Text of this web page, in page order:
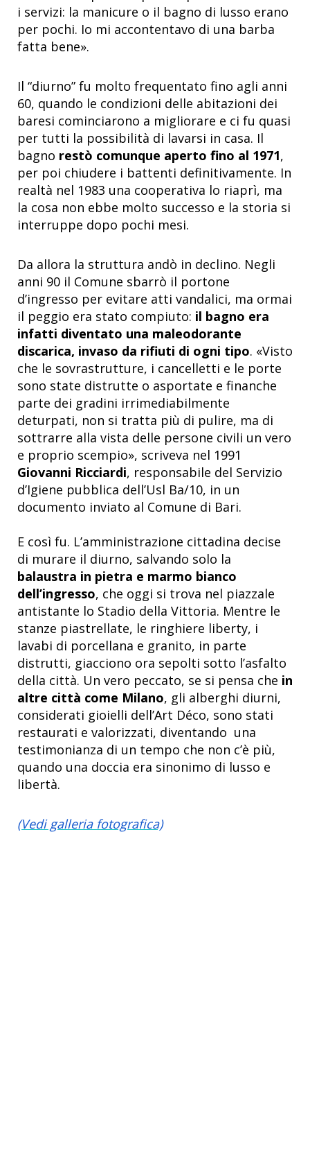
i servizi: la manicure o il bagno di lusso erano
per pochi. Io mi accontentavo di una barba
fatta bene».
Il “diurno” fu molto frequentato fino agli anni
60, quando le condizioni delle abitazioni dei
baresi cominciarono a migliorare e ci fu quasi
per tutti la possibilità di lavarsi in casa. Il
bagno restò comunque aperto fino al 1971,
per poi chiudere i battenti definitivamente. In
realtà nel 1983 una cooperativa lo riaprì, ma
la cosa non ebbe molto successo e la storia si
interruppe dopo pochi mesi.
Da allora la struttura andò in declino. Negli
anni 90 il Comune sbarrò il portone
d’ingresso per evitare atti vandalici, ma ormai
il peggio era stato compiuto: il bagno era
infatti diventato una maleodorante
discarica, invaso da rifiuti di ogni tipo. «Visto
che le sovrastrutture, i cancelletti e le porte
sono state distrutte o asportate e finanche
parte dei gradini irrimediabilmente
deturpati, non si tratta più di pulire, ma di
sottrarre alla vista delle persone civili un vero
e proprio scempio», scriveva nel 1991
Giovanni Ricciardi, responsabile del Servizio
d’Igiene pubblica dell’Usl Ba/10, in un
documento inviato al Comune di Bari.
E così fu. L’amministrazione cittadina decise
di murare il diurno, salvando solo la
balaustra in pietra e marmo bianco
dell’ingresso, che oggi si trova nel piazzale
antistante lo Stadio della Vittoria. Mentre le
stanze piastrellate, le ringhiere liberty, i
lavabi di porcellana e granito, in parte
distrutti, giacciono ora sepolti sotto l’asfalto
della città. Un vero peccato, se si pensa che in
altre città come Milano, gli alberghi diurni,
considerati gioielli dell’Art Déco, sono stati
restaurati e valorizzati, diventando una
testimonianza di un tempo che non c’è più,
quando una doccia era sinonimo di lusso e
libertà.
(Vedi galleria fotografica)